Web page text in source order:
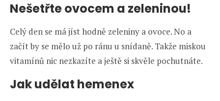
Nešetřte ovocem a zeleninou!
Celý den se má jíst hodně zeleniny a ovoce. No a
začít by se mělo už po ránu u snídaně. Takže miskou
vitamínů nic nezkazíte a ještě si skvěle pochutnáte.
Jak udělat hemenex